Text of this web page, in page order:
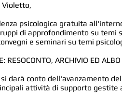
Violetto,
psicologica gratuita
di approfondimento su temi
e seminari su temi
RESOCONTO, ARCHIVIO ED
si darà conto dell'avanzamento
attività di supporto gestite